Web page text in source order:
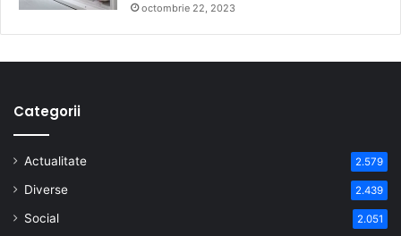
octombrie 22, 2023
Categorii
Actualitate 2.579
Diverse 2.439
Social 2.051